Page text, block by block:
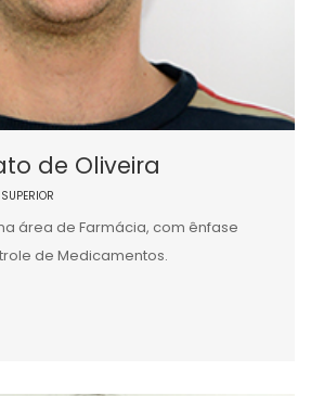
de Oliveira
área de Farmácia, com ênfase
de Medicamentos.